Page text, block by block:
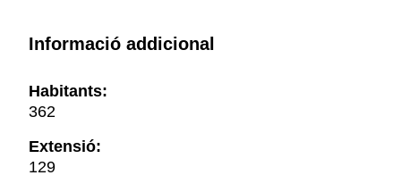
Informació addicional
Habitants:
362
Extensió:
129